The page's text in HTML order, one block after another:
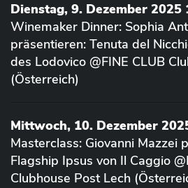
Dienstag, 9. Dezember 2025
Winemaker Dinner: Sophia
präsentieren: Tenuta del
des Lodovico @FINE CLUB
(Österreich)
Mittwoch, 10. Dezember
Masterclass: Giovanni Mazzei
Flagship Ipsus von Il Caggio
Clubhouse Post Lech